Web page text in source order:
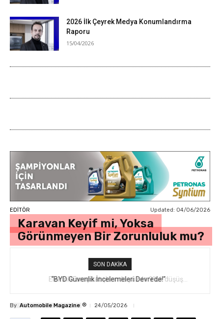
2026 İlk Çeyrek Medya Konumlandırma
Raporu
15/04/2026